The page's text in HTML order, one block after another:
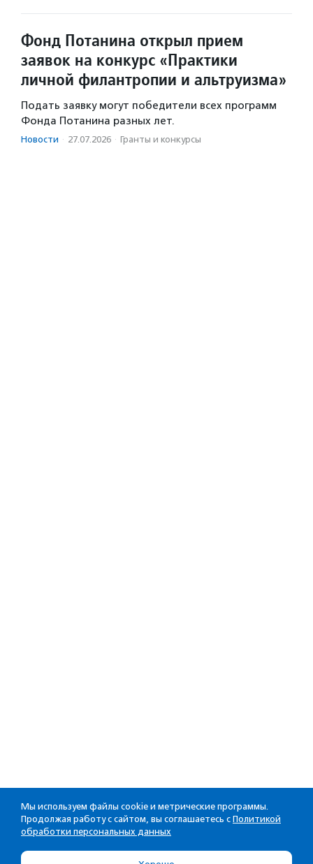
Фонд Потанина открыл прием
заявок на конкурс «Практики
личной филантропии и альтруизма»
Подать заявку могут победители всех программ
Фонда Потанина разных лет.
Новости · 27.07.2026 · Гранты и конкурсы
Мы используем файлы cookie и метрические программы.
Продолжая работу с сайтом, вы соглашаетесь с Политикой
обработки персональных данных